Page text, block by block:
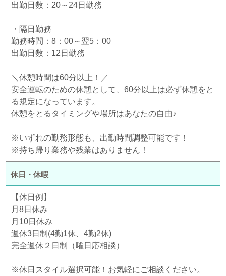
出勤日数：20～24日勤務
・隔日勤務
勤務時間：8：00～翌5：00
出勤日数：12日勤務
＼休憩時間は60分以上！／
安全運転のための休憩として、60分以上は必ず休憩をと
る規定になっています。
休憩をとるタイミングや場所はあなたの自由♪
※いずれの勤務形態も、出勤時間調整可能です！
※持ち帰り業務や残業はありません！
休日・休暇
【休日例】
月8日休み
月10日休み
週休3日制(4勤1休、4勤2休)
完全週休２日制（曜日応相談）
※休日スタイル選択可能！お気軽にご相談ください。